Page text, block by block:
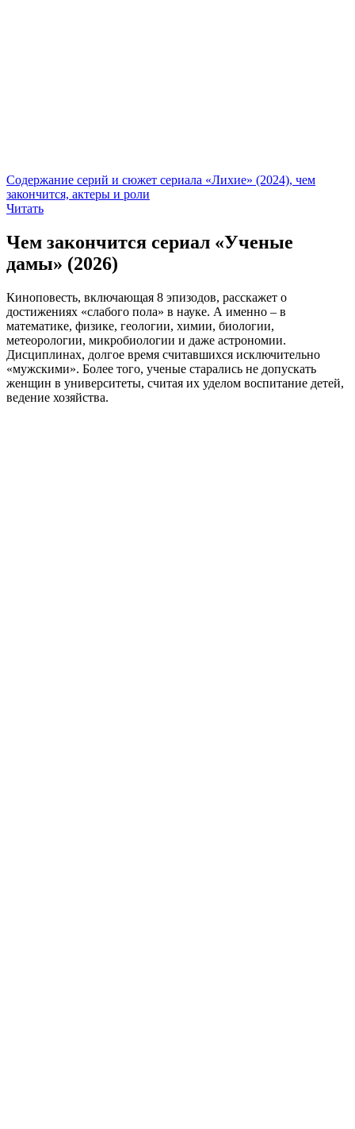
Содержание серий и сюжет сериала «Лихие» (2024), чем
закончится, актеры и роли
Читать
Чем закончится сериал «Ученые
дамы» (2026)
Киноповесть, включающая 8 эпизодов, расскажет о
достижениях «слабого пола» в науке. А именно – в
математике, физике, геологии, химии, биологии,
метеорологии, микробиологии и даже астрономии.
Дисциплинах, долгое время считавшихся исключительно
«мужскими». Более того, ученые старались не допускать
женщин в университеты, считая их уделом воспитание детей,
ведение хозяйства.